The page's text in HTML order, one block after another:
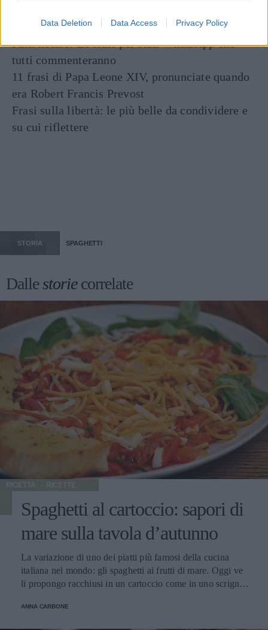
Data Deletion Data Access Privacy Policy
possiamo tornare a sentire live
Fatti notare! Le frasi per stati WhatsApp che
tutti commenteranno
11 frasi di Papa Leone XIV, pronunciate quando
era Robert Francis Prevost
Frasi sulla libertà: le più belle da condividere e
su cui riflettere
STORIA SPAGHETTI
Dallestoriecorrelate
RICETTA
Spaghetti al cartoccio: sapori di
mare sulla tavola d’autunno
La variazione di uno dei piatti più famosi della cucina
italiana nel mondo: gli spaghetti ai frutti di mare. Oggi ve
li propongo racchiusi in un cartoccio come in uno scrigno.
porzione, un primo piatto o un piatto unico. Anzitutto
ANNA CARBONE